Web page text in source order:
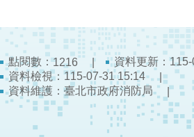
料
影
音
專
區
點閱數：1216
資料更新：
資料檢視：115-07-31 15:14
資料維護：臺北市政府消防局